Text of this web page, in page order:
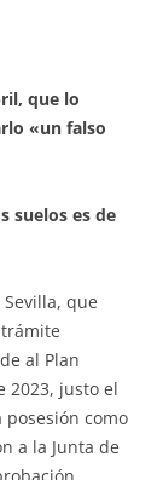
que lo
«un falso
suelos es de
que
al Plan
2023, justo el
posesión como
a la Junta de